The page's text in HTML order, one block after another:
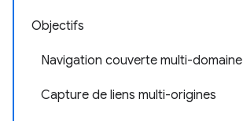
Objectifs
Navigation couverte multi-domaine
Capture de liens multi-origines